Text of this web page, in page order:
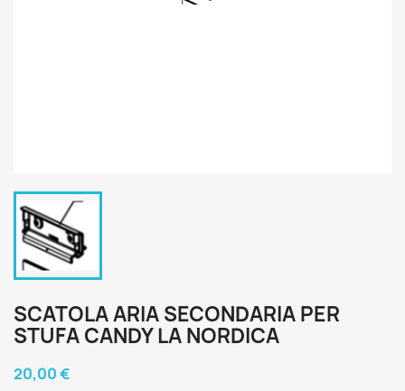
SCATOLA ARIA SECONDARIA PER
STUFA CANDY LA NORDICA
20,00 €